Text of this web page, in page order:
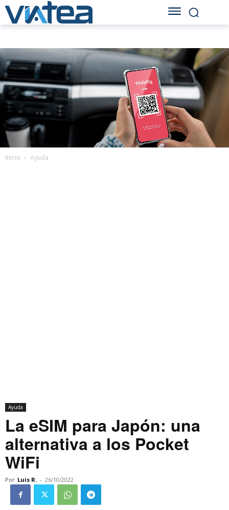
Inicio Ayuda
Ayuda
La eSIM para Japón: una
alternativa a los Pocket
WiFi
Por Luis R. - 26/10/2022